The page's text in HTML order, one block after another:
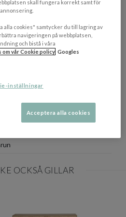
54 x 31 x 1.8 cm
skiva: 30.3 cm
Massiv ek, Ekfanér, Spånskiva, Glas
OCKSÅ GILLAR
skall fungera korrekt samt för
alla cookies" samtycker du till lagring av
navigeringen på webbplatsen,
och bistå i våra
om vår Cookie policy Googles
inställningar
Acceptera alla cookies